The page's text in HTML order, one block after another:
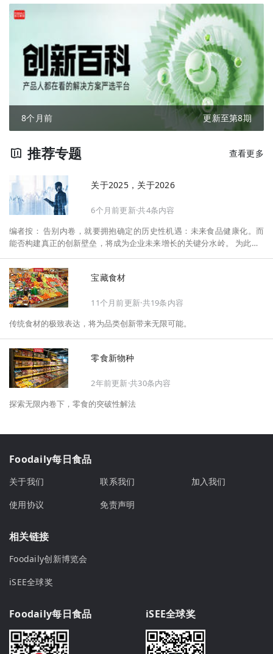
8个月前 更新至第8期
推荐专题 查看更多
关于2025，关于2026
6个月前更新·共4条内容
编者按： 告别内卷，就要拥抱确定的历史性机遇：未来食品健康化。而
能否构建真正的创新壁垒，将成为企业未来增长的关键分水岭。 为此，F
将以“创新产品”透视“未来机会”，以全球视野探寻中国机遇、增长解法，
拆解年度标杆的增长逻辑与谋篇布局，深挖“药食同源”“低GI”“老龄营
养”“清洁标签”等热门赛道的爆品基因，从趋势预判、品类创新、未来增长
机会、企业战略布局以及渠道变革等，为行业提供务实、前瞻的开年创新
宝藏食材
11个月前更新·共19条内容
传统食材的极致表达，将为品类创新带来无限可能。
零食新物种
2年前更新·共30条内容
探索无限内卷下，零食的突破性解法
Foodaily每日食品
关于我们 联系我们
加入我们
使用协议
免责声明
相关链接
Foodaily创新博览会
iSEE全球奖
Foodaily每日食品 iSEE全球奖